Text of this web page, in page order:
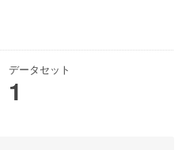
データセット
1